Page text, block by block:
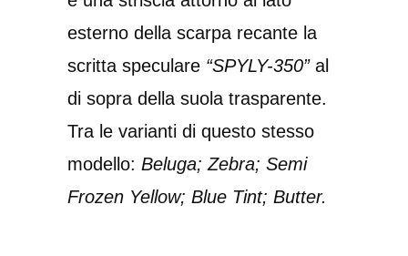
esterno della scarpa recante la
scritta speculare “SPYLY-350”al
di sopra della suola trasparente.
Tra le varianti di questo stesso
modello: Beluga; Zebra; Semi
Frozen Yellow; Blue Tint; Butter.